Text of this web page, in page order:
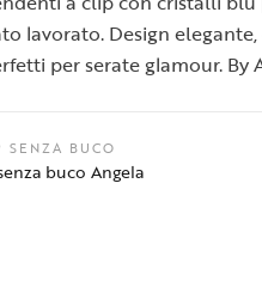
SENZA BUCO
buco Angela